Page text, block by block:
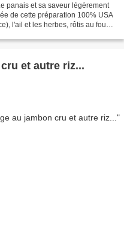
panais et sa saveur légèrement
de cette préparation 100% USA
l'ail et les herbes, rôtis au four,
et autre riz...